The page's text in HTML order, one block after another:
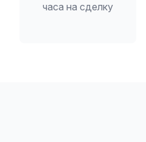
часа на сделку